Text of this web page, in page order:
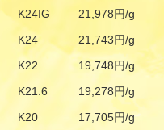
K24IG
21,978円/g
K24
21,743円/g
K22
19,748円/g
K21.6
19,278円/g
K20
17,705円/g